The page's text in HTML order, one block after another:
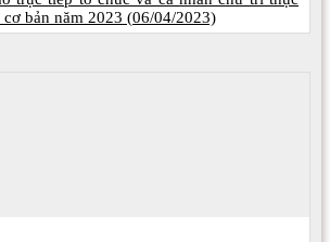
bản năm 2023 (06/04/2023)